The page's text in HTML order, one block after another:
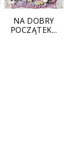
NA DOBRY
POCZĄTEK...